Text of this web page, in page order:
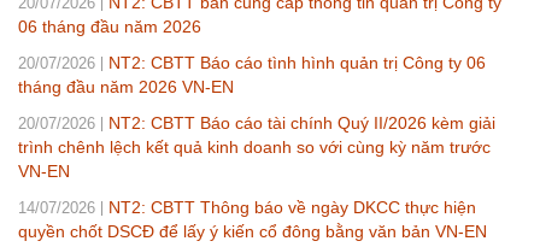
06 tháng đầu năm 2026
20/07/2026
NT2: CBTT Báo cáo tình hình quản trị Công ty 06
tháng đầu năm 2026 VN-EN
20/07/2026
NT2: CBTT Báo cáo tài chính Quý II/2026 kèm giải
trình chênh lệch kết quả kinh doanh so với cùng kỳ năm trước
VN-EN
14/07/2026
NT2: CBTT Thông báo về ngày DKCC thực hiện
quyền chốt DSCĐ để lấy ý kiến cổ đông bằng văn bản VN-EN